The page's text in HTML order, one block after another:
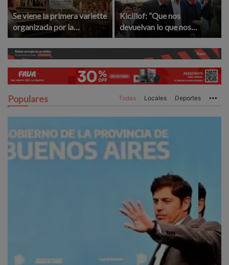
Se viene la primera variette
organizada por la
Asociación Amigos del
Complejo Cultural
Kicillof: “Que nos
devuelvan lo que nos
robaron”
Populares Todas Locales Deportes